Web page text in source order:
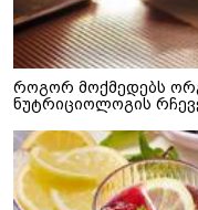
როგორ მოქმედებს
ნუტრიციოლოგის